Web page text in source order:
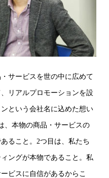
サービスを世の中に広めて
リアルプロモーションを設
という会社名に込めた想い
、本物の商品・サービスの
ること。2つ目は、私たち
ングが本物であること。私
ビスに自信があるからこ